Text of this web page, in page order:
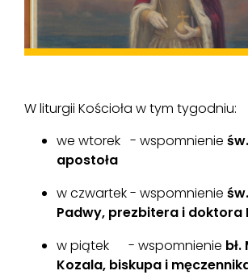
W liturgii Kościoła w tym tygodniu:
we wtorek - wspomnienie
apostoła
w czwartek - wspomnienie
Padwy, prezbitera i doktora
w piątek - wspomnienie bł.
Kozala, biskupa i